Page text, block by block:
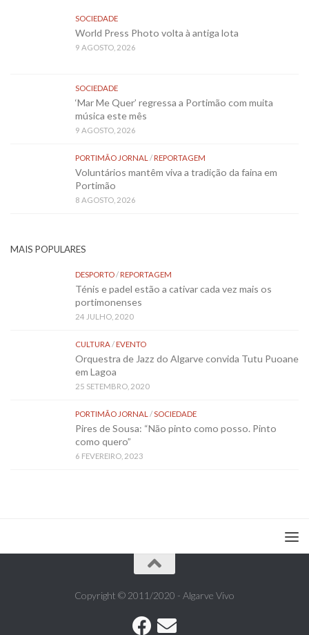
SOCIEDADE
World Press Photo volta à antiga lota
9 AGOSTO, 2026
SOCIEDADE
‘Mar Me Quer’ regressa a Portimão com muita
música este mês
9 AGOSTO, 2026
PORTIMÃO JORNAL /REPORTAGEM
Voluntários mantêm viva a tradição da faina em
Portimão
8 AGOSTO, 2026
MAIS POPULARES
DESPORTO/REPORTAGEM
Ténis e padel estão a cativar cada vez mais os
portimonenses
24 JULHO, 2020
CULTURA/EVENTO
Orquestra de Jazz do Algarve convida Tutu Puoane
em Lagoa
25 SETEMBRO, 2020
PORTIMÃO JORNAL /SOCIEDADE
Pires de Sousa: “Não pinto como posso. Pinto
como quero”
6 FEVEREIRO, 2023
Copyright © 2011/2020 - Algarve Vivo